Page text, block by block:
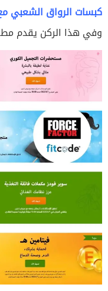
كبسات الرواق الشعبي
وفي هذا الركن يقدم